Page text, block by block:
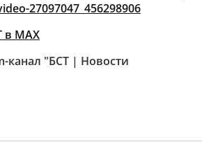
27097047_456298906
в МАХ
канал "БСТ | Новости